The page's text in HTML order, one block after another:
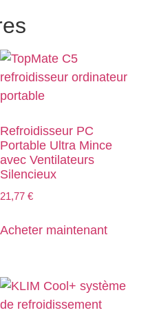
Refroidisseur PC
Portable Ultra Mince
avec Ventilateurs
Silencieux
21,77 €
Acheter maintenant